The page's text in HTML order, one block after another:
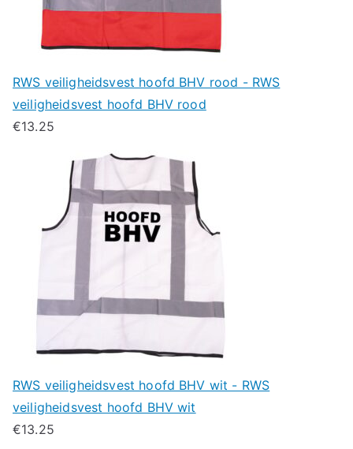
RWS veiligheidsvest hoofd BHV rood - RWS
veiligheidsvest hoofd BHV rood
€13.25
RWS veiligheidsvest hoofd BHV wit - RWS
veiligheidsvest hoofd BHV wit
€13.25